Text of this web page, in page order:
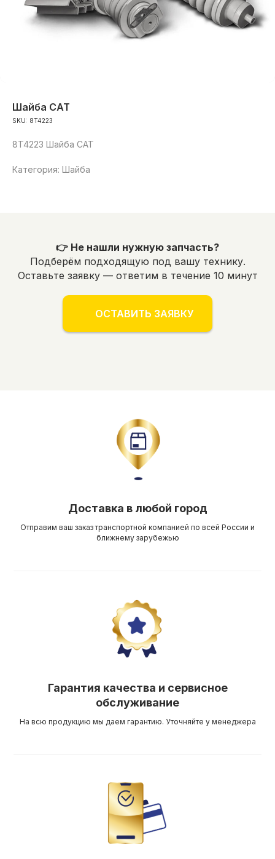
Шайба САТ
SKU: 8T4223
8T4223 Шайба САТ
Категория: Шайба
👉 Не нашли нужную запчасть?
Подберём подходящую под вашу технику.
Оставьте заявку — ответим в течение 10 минут
ОСТАВИТЬ ЗАЯВКУ
Доставка в любой город
Отправим ваш заказ транспортной компанией по всей России и
ближнему зарубежью
Гарантия качества и сервисное
обслуживание
На всю продукцию мы даем гарантию. Уточняйте у менеджера